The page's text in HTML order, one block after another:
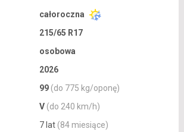
całoroczna
215/65 R17
osobowa
2026
99 (do 775 kg/oponę)
V (do 240 km/h)
7 lat (84 miesiące)